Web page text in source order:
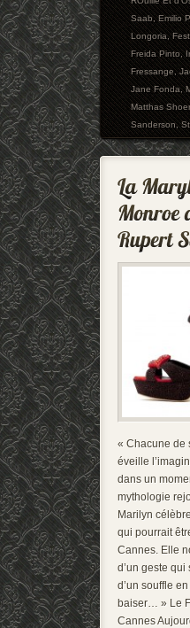
Saab,Emilio
Longoria,
Freida Pinto,
Fressange,
Jane Fonda,
Matthas
Sanderson,
« Chacune de
éveille
dans un
mythologie
Marilyn
qui pourrait
Cannes. Elle
d’un geste qui
d’un souffle
baiser… » Le
Cannes